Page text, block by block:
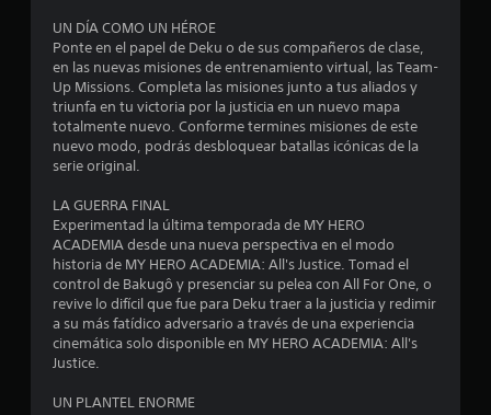
e
l
l
e
c
UN DÍA COMO UN HÉROE
Ponte en el papel de Deku o de sus compañeros de clase,
en las nuevas misiones de entrenamiento virtual, las Team-
Up Missions. Completa las misiones junto a tus aliados y
triunfa en tu victoria por la justicia en un nuevo mapa
totalmente nuevo. Conforme termines misiones de este
nuevo modo, podrás desbloquear batallas icónicas de la
serie original.
LA GUERRA FINAL
Experimentad la última temporada de MY HERO
ACADEMIA desde una nueva perspectiva en el modo
historia de MY HERO ACADEMIA: All's Justice. Tomad el
control de Bakugô y presenciar su pelea con All For One, o
revive lo difícil que fue para Deku traer a la justicia y redimir
a su más fatídico adversario a través de una experiencia
cinemática solo disponible en MY HERO ACADEMIA: All's
Justice.
UN PLANTEL ENORME